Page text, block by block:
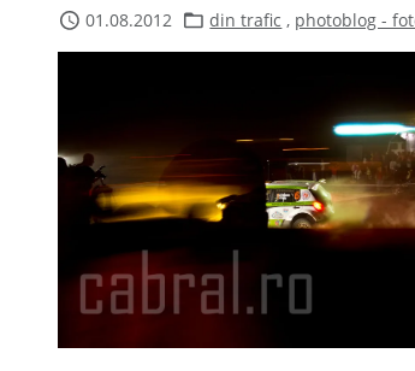
01.08.2012 din trafic , photoblog -